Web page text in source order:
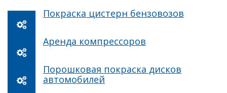
Покраска цистерн бензовозов
Аренда компрессоров
Порошковая покраска дисков
автомобилей